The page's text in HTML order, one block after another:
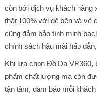
còn bởi dịch vụ khách hàng
thật 100% với độ bền và vẻ
cũng đảm bảo tính minh
chính sách hậu mãi hấp
Khi lựa chọn Đồ Da VR360,
phẩm chất lượng mà còn
tận tâm, đảm bảo mỗi